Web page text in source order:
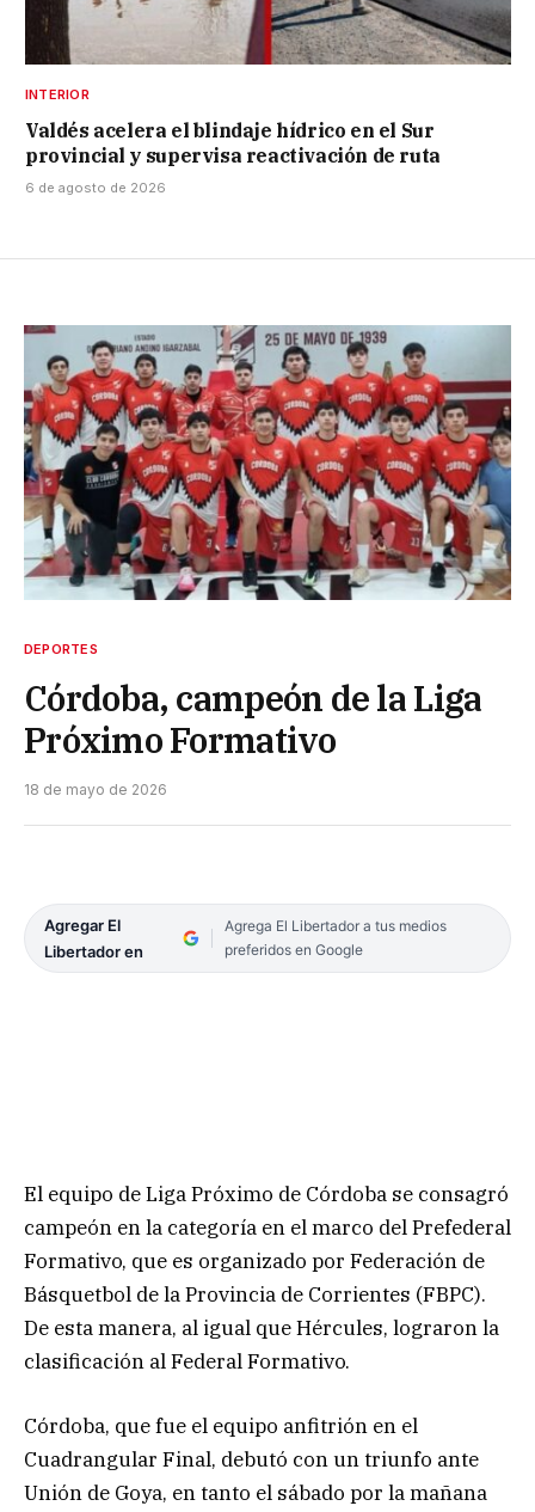
INTERIOR
Valdés acelera el blindaje hídrico en el Sur
provincial y supervisa reactivación de ruta
6 de agosto de 2026
DEPORTES
Córdoba, campeón de la Liga
Próximo Formativo
18 de mayo de 2026
Agregar El
Libertador en
Agrega El Libertador a tus medios
preferidos en Google
El equipo de Liga Próximo de Córdoba se consagró
campeón en la categoría en el marco del Prefederal
Formativo, que es organizado por Federación de
Básquetbol de la Provincia de Corrientes (FBPC).
De esta manera, al igual que Hércules, lograron la
clasificación al Federal Formativo.
Córdoba, que fue el equipo anfitrión en el
Cuadrangular Final, debutó con un triunfo ante
Unión de Goya, en tanto el sábado por la mañana